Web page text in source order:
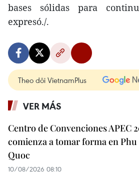
bases sólidas para
expresó./.
Theo dõi VietnamPlus
VER MÁS
Centro de Convenciones APEC
comienza a tomar forma en Phu
Quoc
10/08/2026 08:10